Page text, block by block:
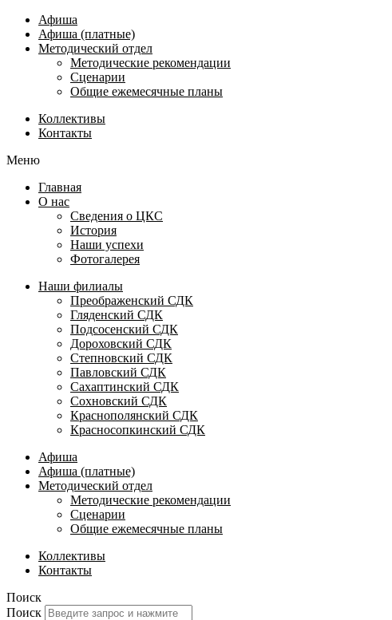
Афиша
Афиша (платные)
Методический отдел
Методические рекомендации
Сценарии
Общие ежемесячные планы
Коллективы
Контакты
Меню
Главная
О нас
Сведения о ЦКС
История
Наши успехи
Фотогалерея
Наши филиалы
Преображенский СДК
Гляденский СДК
Подсосенский СДК
Дороховский СДК
Степновский СДК
Павловский СДК
Сахаптинский СДК
Сохновский СДК
Краснополянский СДК
Красносопкинский СДК
Афиша
Афиша (платные)
Методический отдел
Методические рекомендации
Сценарии
Общие ежемесячные планы
Коллективы
Контакты
Поиск
Поиск